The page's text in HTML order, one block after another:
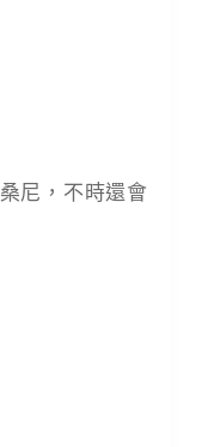
尼，不時還會